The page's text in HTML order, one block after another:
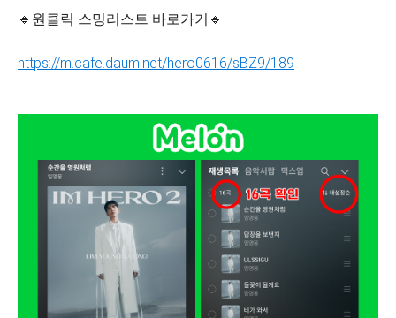
🔹원클릭 스밍리스트 바로가기🔹
https://m.cafe.daum.net/hero0616/sBZ9/189